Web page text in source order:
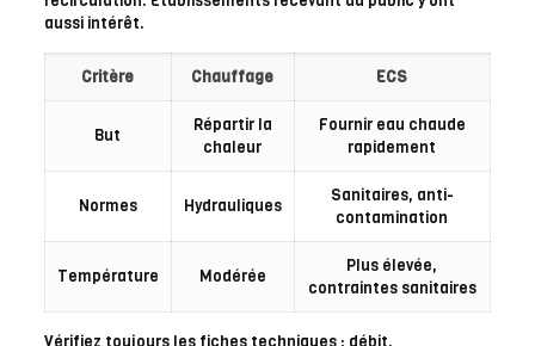
aussi intérêt.
Critère Chauffage ECS
But
Répartir la
chaleur
Fournir eau chaude
rapidement
Normes Hydrauliques
Sanitaires, anti-
contamination
Température Modérée
Plus élevée,
contraintes sanitaires
Vérifiez toujours les fiches techniques : débit,